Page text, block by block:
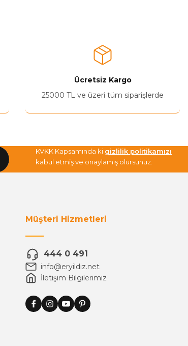
Ücretsiz Kargo
25000 TL ve üzeri tüm siparişlerde
KVKK Kapsamında ki gizlilik politikamızı
kabul etmiş ve onaylamış olursunuz.
Müşteri Hizmetleri
444 0 491
info@eryildiz.net
İletişim Bilgilerimiz